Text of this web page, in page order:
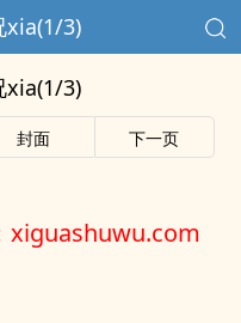
xia(1/3)
xia(1/3)
封面 下一页
xiguashuwu.com